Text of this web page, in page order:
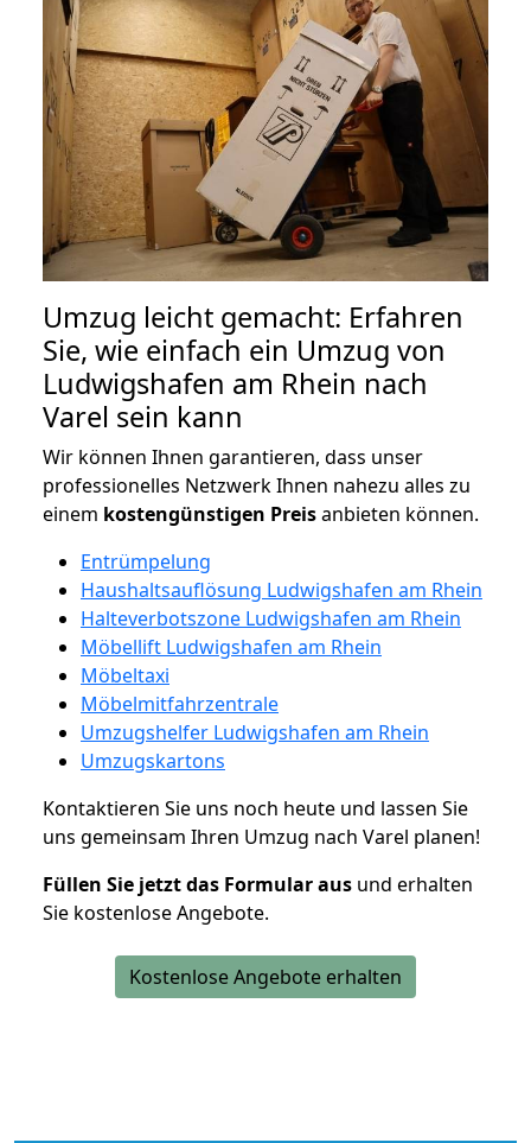
Umzug leicht gemacht: Erfahren
Sie, wie einfach ein Umzug von
Ludwigshafen am Rhein nach
Varel sein kann
Wir können Ihnen garantieren, dass unser
professionelles Netzwerk Ihnen nahezu alles zu
einem kostengünstigen Preisanbieten können.
Entrümpelung
Haushaltsauflösung Ludwigshafen am Rhein
Halteverbotszone Ludwigshafen am Rhein
Möbellift Ludwigshafen am Rhein
Möbeltaxi
Möbelmitfahrzentrale
Umzugshelfer Ludwigshafen am Rhein
Umzugskartons
Kontaktieren Sie uns noch heute und lassen Sie
uns gemeinsam Ihren Umzug nach Varel planen!
Füllen Sie jetzt das Formular aus und erhalten
Sie kostenlose Angebote.
Kostenlose Angebote erhalten